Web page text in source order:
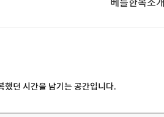
베틀한복소개
했던 시간을 남기는 공간입니다.